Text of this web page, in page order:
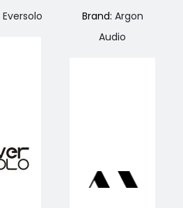
Eversolo Brand: Argon
Audio